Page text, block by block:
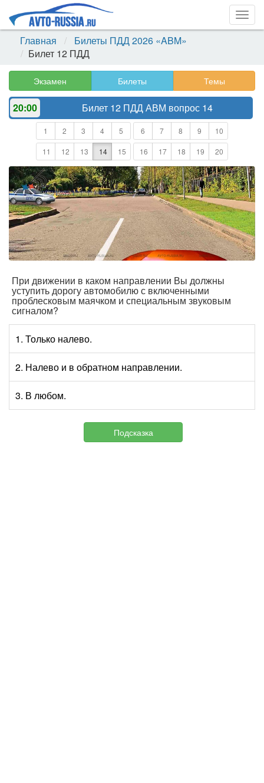
Главная
Билеты ПДД 2026 «ABM»
Билет 12 ПДД
Экзамен Билеты Темы
20:00 Билет 12 ПДД АВМ вопрос 14
1 2 3 4 5 6 7 8 9 10
11 12 13 14 15 16 17 18 19 20
При движении в каком направлении Вы должны
уступить дорогу автомобилю с включенными
проблесковым маячком и специальным звуковым
сигналом?
1. Только налево.
2. Налево и в обратном направлении.
3. В любом.
Подсказка